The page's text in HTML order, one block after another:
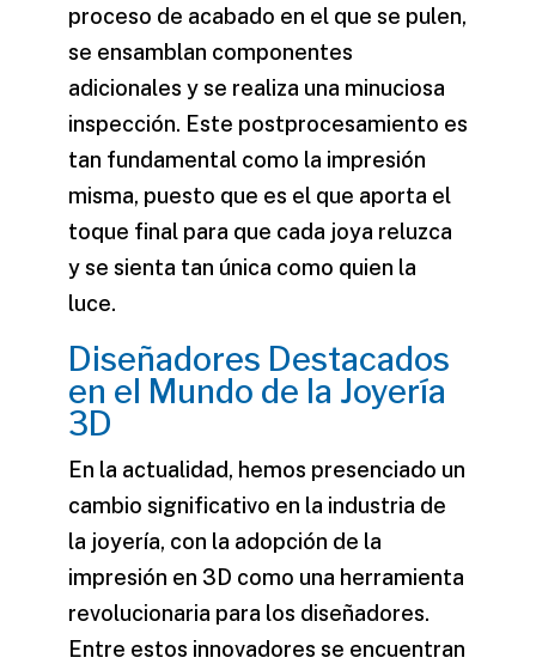
proceso de acabado en el que se pulen,
se ensamblan componentes
adicionales y se realiza una minuciosa
inspección. Este postprocesamiento es
tan fundamental como la impresión
misma, puesto que es el que aporta el
toque final para que cada joya reluzca
y se sienta tan única como quien la
luce.
Diseñadores Destacados
en el Mundo de la Joyería
3D
En la actualidad, hemos presenciado un
cambio significativo en la industria de
la joyería, con la adopción de la
impresión en 3D como una herramienta
revolucionaria para los diseñadores.
Entre estos innovadores se encuentran